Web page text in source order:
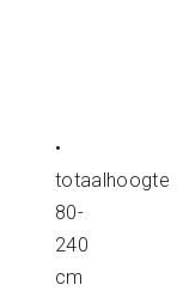
•
totaalhoogte
80-
240
cm